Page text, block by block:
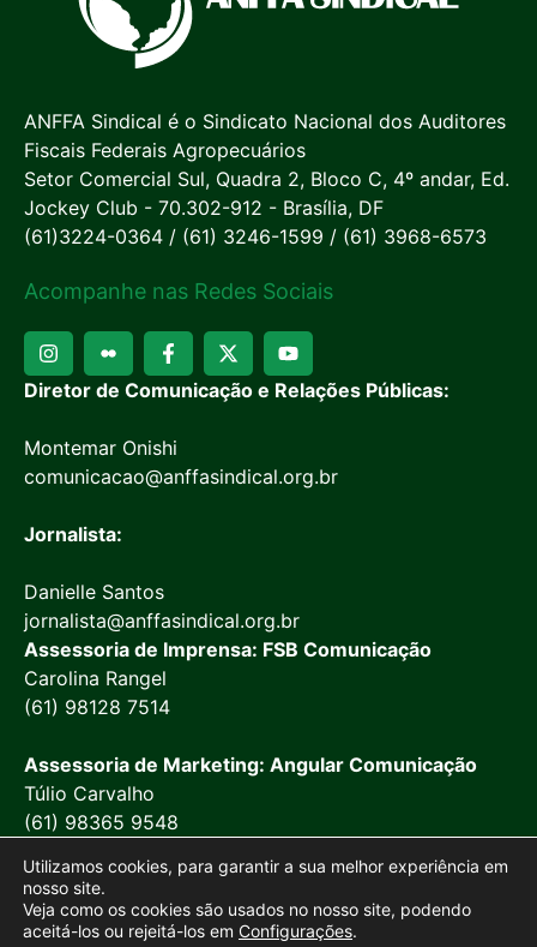
ANFFA Sindical é o Sindicato Nacional dos Auditores
Fiscais Federais Agropecuários
Setor Comercial Sul, Quadra 2, Bloco C, 4º andar, Ed.
Jockey Club - 70.302-912 - Brasília, DF
(61)3224-0364 / (61) 3246-1599 / (61) 3968-6573
Acompanhe nas Redes Sociais
Diretor de Comunicação e Relações Públicas:
Montemar Onishi
comunicacao@anffasindical.org.br
Jornalista:
Danielle Santos
jornalista@anffasindical.org.br
Assessoria de Imprensa: FSB Comunicação
Carolina Rangel
(61) 98128 7514
Assessoria de Marketing: Angular Comunicação
Túlio Carvalho
(61) 98365 9548
Utilizamos cookies, para garantir a sua melhor experiência em
nosso site.
Veja como os cookies são usados no nosso site, podendo
aceitá-los ou rejeitá-los em Configurações.